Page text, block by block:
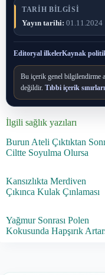
TARIH BILGISI
Yayın tarihi: 01.11.2024
Editoryal ilkelerKaynak
Bu içerik genel bilgilendirme
değildir. Tıbbi içerik
İlgili sağlık yazıları
Burun Ateli Çıktıktan
Ciltte Soyulma Olursa
Kansızlıkta Merdiven
Çıkınca Kulak Çınlaması
Yağmur Sonrası Polen
Kokusunda Hapşırık